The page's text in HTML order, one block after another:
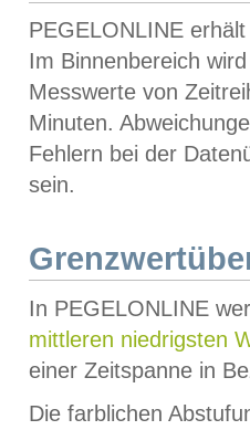
PEGELONLINE
Im Binnenbereich
Messwerte von
Minuten.
Fehlern bei der
sein.
In PEGELONLINE
mittleren niedrigsten
einer Zeitspanne in
Die farblichen